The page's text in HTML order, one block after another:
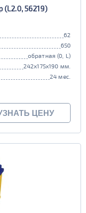
(L2.0, 56219)
62
650
обратная (0, L)
242x175x190 мм.
24 мес.
ЦЕНУ